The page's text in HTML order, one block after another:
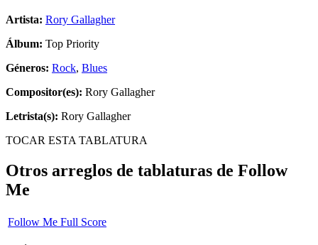
Artista: Rory Gallagher
Álbum: Top Priority
Géneros: Rock, Blues
Compositor(es): Rory Gallagher
Letrista(s): Rory Gallagher
TOCAR ESTA TABLATURA
Otros arreglos de tablaturas de Follow
Me
Follow Me Full Score